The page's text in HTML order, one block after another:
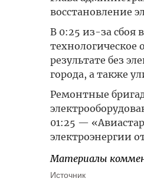
восстановление
В 0:25 из-за сбоя
технологическое
результате без
города, а также
Ремонтные
01:25 —
электроэнергии
Материалы
Источник